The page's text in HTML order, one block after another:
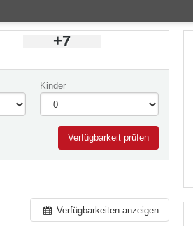
+7
Kinder
Verfügbarkeit prüfen
Verfügbarkeiten anzeigen